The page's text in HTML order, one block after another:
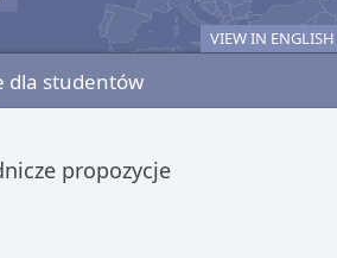
VIEW IN ENGLISH
dla studentów
propozycje